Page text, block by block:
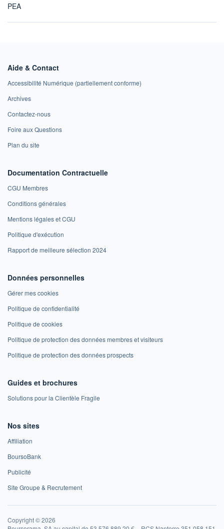
PEA
Aide & Contact
Accessibilité Numérique (partiellement conforme)
Archives
Contactez-nous
Foire aux Questions
Plan du site
Documentation Contractuelle
CGU Membres
Conditions générales
Mentions légales et CGU
Politique d'exécution
Rapport de meilleure sélection 2024
Données personnelles
Gérer mes cookies
Politique de confidentialité
Politique de cookies
Politique de protection des données membres et visiteurs
Politique de protection des données prospects
Guides et brochures
Solutions pour la Clientèle Fragile
Nos sites
Affiliation
BoursoBank
Publicité
Site Groupe & Recrutement
Copyright © 2026